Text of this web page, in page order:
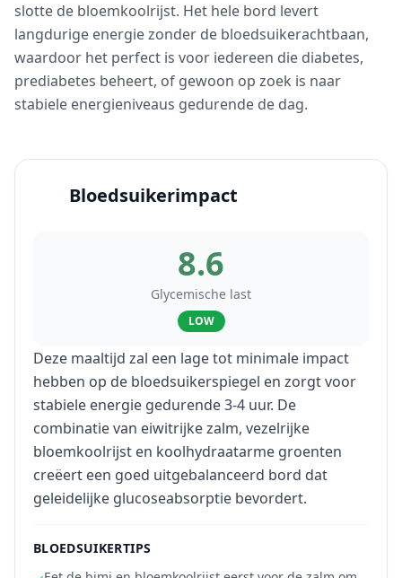
slotte de bloemkoolrijst. Het hele bord levert
langdurige energie zonder de bloedsuikerachtbaan,
waardoor het perfect is voor iedereen die diabetes,
prediabetes beheert, of gewoon op zoek is naar
stabiele energieniveaus gedurende de dag.
Bloedsuikerimpact
8.6
Glycemische last
LOW
Deze maaltijd zal een lage tot minimale impact
hebben op de bloedsuikerspiegel en zorgt voor
stabiele energie gedurende 3-4 uur. De
combinatie van eiwitrijke zalm, vezelrijke
bloemkoolrijst en koolhydraatarme groenten
creëert een goed uitgebalanceerd bord dat
geleidelijke glucoseabsorptie bevordert.
BLOEDSUIKERTIPS